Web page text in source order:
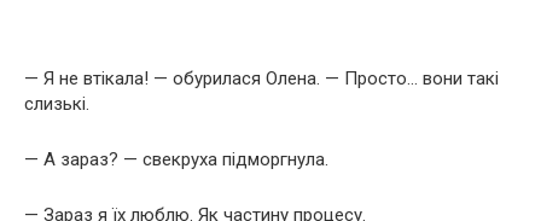
— Я не втікала! — обурилася Олена. — Просто… вони такі
слизькі.
— А зараз? — свекруха підморгнула.
— Зараз я їх люблю. Як частину процесу.